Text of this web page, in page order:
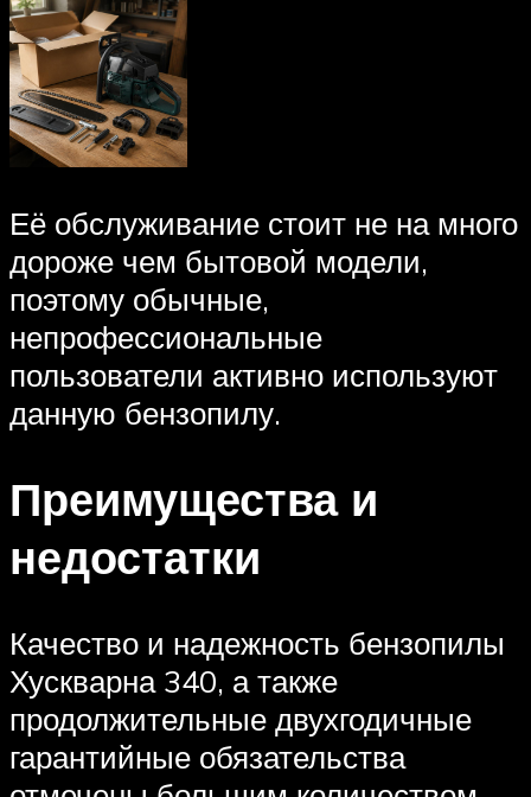
Её обслуживание стоит не на много
дороже чем бытовой модели,
поэтому обычные,
непрофессиональные
пользователи активно используют
данную бензопилу.
Преимущества и
недостатки
Качество и надежность бензопилы
Хускварна 340, а также
продолжительные двухгодичные
гарантийные обязательства